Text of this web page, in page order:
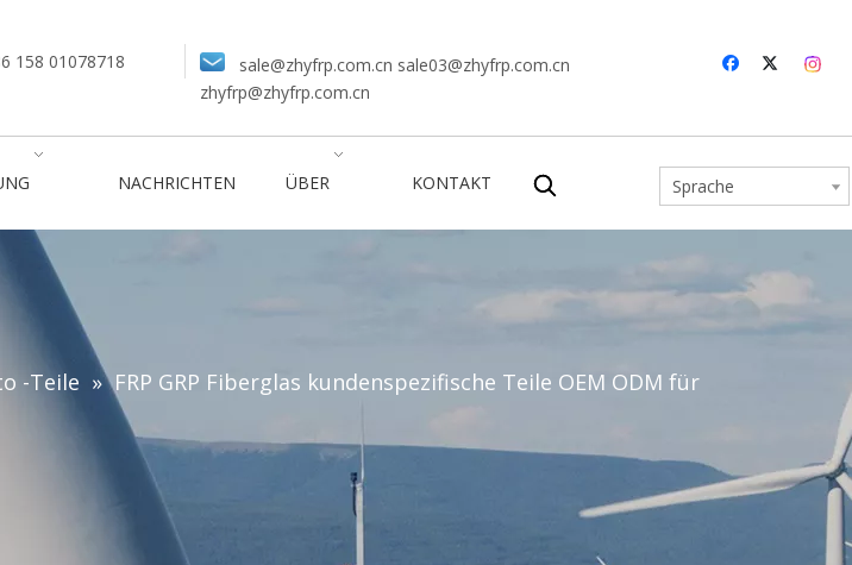
158 01078718 sale@zhyfrp.com.cn sale03@zhyfrp.com.cn
zhyfrp@zhyfrp.com.cn
NACHRICHTEN ÜBER KONTAKT Sprache
-Teile » FRP GRP Fiberglas kundenspezifische Teile OEM ODM für